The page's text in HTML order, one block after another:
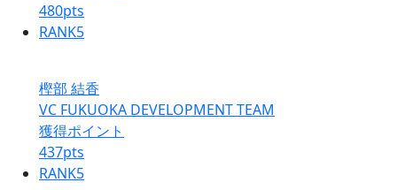
480pts
RANK5
樫部 結香
VC FUKUOKA DEVELOPMENT TEAM
獲得ポイント
437pts
RANK5